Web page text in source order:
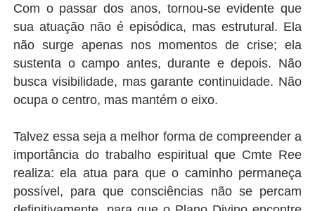
Com o passar dos anos, tornou-se evidente que
sua atuação não é episódica, mas estrutural. Ela
não surge apenas nos momentos de crise; ela
sustenta o campo antes, durante e depois. Não
busca visibilidade, mas garante continuidade. Não
ocupa o centro, mas mantém o eixo.
Talvez essa seja a melhor forma de compreender a
importância do trabalho espiritual que Cmte Ree
realiza: ela atua para que o caminho permaneça
possível, para que consciências não se percam